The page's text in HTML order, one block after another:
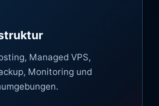
Managed VPS,
Monitoring und